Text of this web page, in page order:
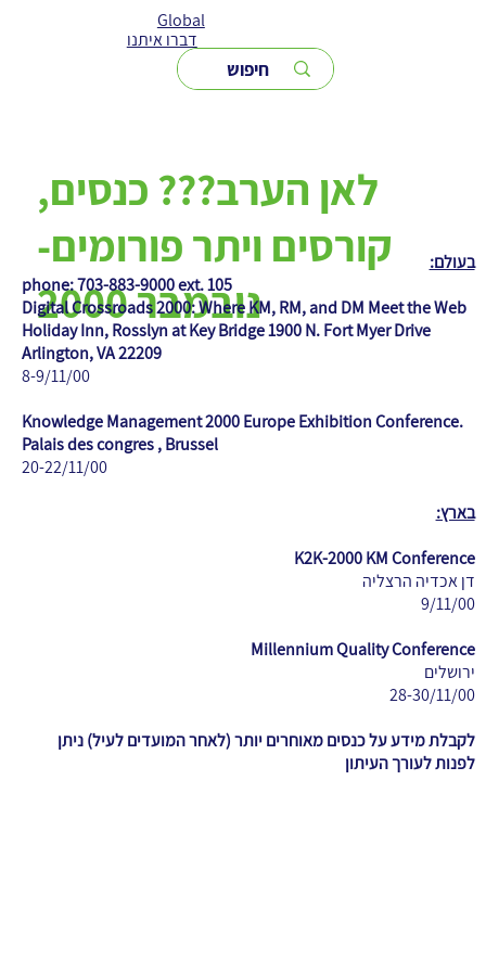
Global
דברו איתנו
לאן הערב??? כנסים,
קורסים ויתר פורומים-
נובמבר 2000
בעולם:
phone: 703-883-9000 ext. 105
Digital Crossroads 2000: Where KM, RM, and DM Meet the Web
Holiday Inn, Rosslyn at Key Bridge 1900 N. Fort Myer Drive
Arlington, VA 22209
8-9/11/00
Knowledge Management 2000 Europe Exhibition Conference.
Palais des congres , Brussel
20-22/11/00
בארץ:
K2K-2000 KM Conference
דן אכדיה הרצליה
9/11/00
Millennium Quality Conference
ירושלים
28-30/11/00
לקבלת מידע על כנסים מאוחרים יותר (לאחר המועדים לעיל) ניתן
לפנות לעורך העיתון